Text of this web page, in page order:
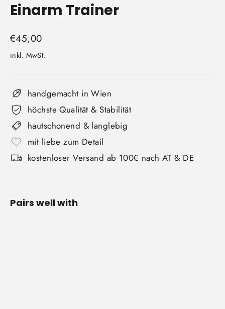
Einarm Trainer
Normaler
Preis
€45,00
inkl. MwSt.
handgemacht in Wien
höchste Qualität & Stabilität
hautschonend & langlebig
mit liebe zum Detail
kostenloser Versand ab 100€ nach AT & DE
Pairs well with